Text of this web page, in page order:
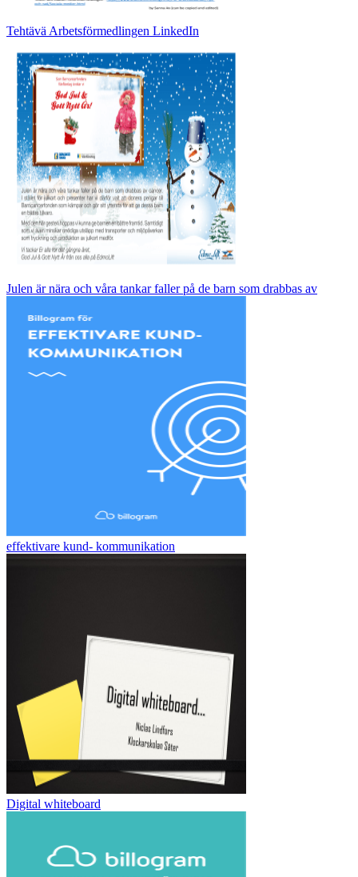
Tehtävä Arbetsförmedlingen LinkedIn
Julen är nära och våra tankar faller på de barn som drabbas av
effektivare kund- kommunikation
Digital whiteboard